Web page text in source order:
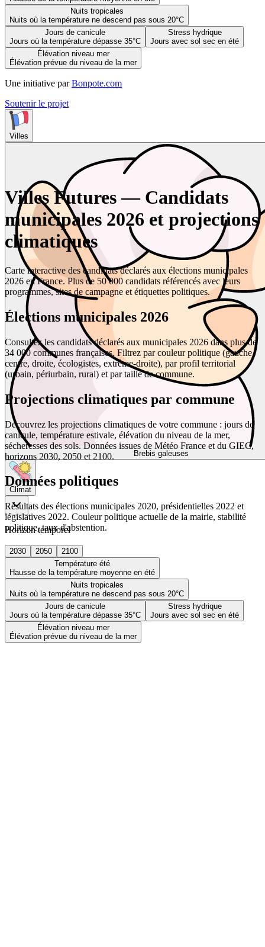
Nuits tropicales
Nuits où la température ne descend pas sous 20°C
Jours de canicule
Jours où la température dépasse 35°C
Stress hydrique
Jours avec sol sec en été
Élévation niveau mer
Élévation prévue du niveau de la mer
Une initiative par Bonpote.com
Soutenir le projet
Villes
Brebis galeuses
Climat
Horizon temporel
2030 2050
2100
Température été
Hausse de la température moyenne en été
Nuits tropicales
Nuits où la température ne descend pas sous 20°C
Jours de canicule
Jours où la température dépasse 35°C
Stress hydrique
Jours avec sol sec en été
Élévation niveau mer
Élévation prévue du niveau de la mer
Villes Futures — Candidats
municipales 2026 et projections
climatiques
Carte interactive des candidats déclarés aux élections municipales
2026 en France. Plus de 50 000 candidats référencés avec leurs
programmes, sites de campagne et étiquettes politiques.
Élections municipales 2026
Consultez les candidats déclarés aux municipales 2026 dans plus de
34 000 communes françaises. Filtrez par couleur politique (gauche,
centre, droite, écologistes, extrême-droite), par profil territorial
(urbain, périurbain, rural) et par taille de commune.
Projections climatiques par commune
Découvrez les projections climatiques de votre commune : jours de
canicule, température estivale, élévation du niveau de la mer,
sécheresses des sols. Données issues de Météo France et du GIEC,
horizons 2030, 2050 et 2100.
Données politiques
Résultats des élections municipales 2020, présidentielles 2022 et
législatives 2022. Couleur politique actuelle de la mairie, stabilité
politique, taux d'abstention.